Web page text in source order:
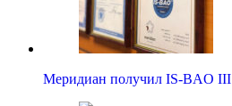
Меридиан получил IS-BAO III